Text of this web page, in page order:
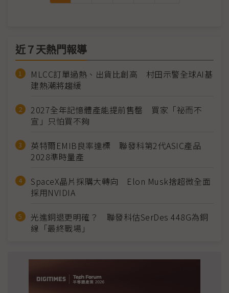
近７天熱門報導
MLCC訂單過熱、出貨比創高 村田示警全球AI基
建熱潮將趨緩
2027全年記憶體產能提前售罄 買家「祕而不
宣」只怕買不夠
英特爾EMIB良率達標 聯發科第2代ASIC產品
2028準時量產
SpaceX晶片採購大轉向 Elon Musk捨超微全面
採用NVIDIA
光進銅退更明確？ 聯發科估SerDes 448G為銅
線「最終戰場」